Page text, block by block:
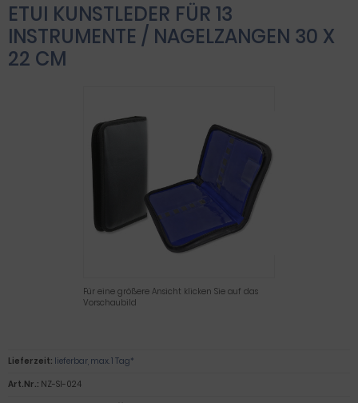
ETUI KUNSTLEDER FÜR 13
INSTRUMENTE / NAGELZANGEN 30 X
22 CM
Für eine größere Ansicht klicken Sie auf das
Vorschaubild
Lieferzeit: lieferbar, max. 1 Tag*
Art.Nr.: NZ-SI-024